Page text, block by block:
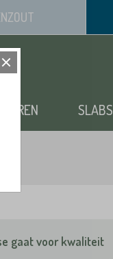
SLABS
gaat voor kwaliteit